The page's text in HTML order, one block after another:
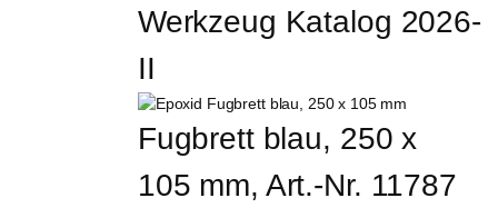
Werkzeug Katalog 2026-
II
Fugbrett blau, 250 x
105 mm, Art.-Nr. 11787